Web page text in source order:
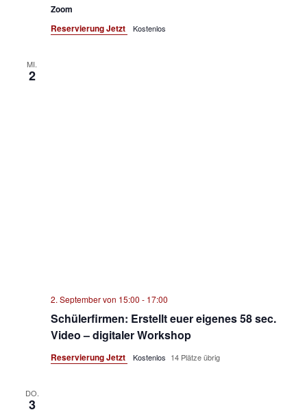
Zoom
Reservierung Jetzt Kostenlos
MI.
2
Schülerfirmen: Erstellt euer eigenes 58 sec.
Video – digitaler Workshop
2. September von 15:00 - 17:00
Reservierung Jetzt Kostenlos 14 Plätze übrig
DO.
3